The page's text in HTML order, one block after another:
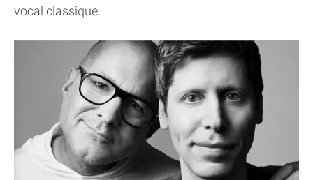
vocal classique.